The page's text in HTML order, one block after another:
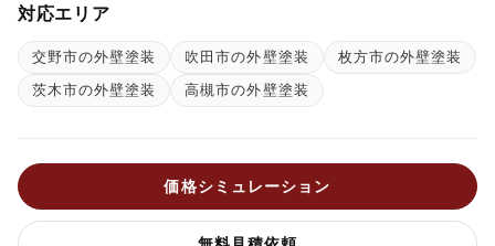
対応エリア
交野市の外壁塗装 吹田市の外壁塗装
枚方市の外壁塗装
茨木市の外壁塗装
高槻市の外壁塗装
価格シミュレーション